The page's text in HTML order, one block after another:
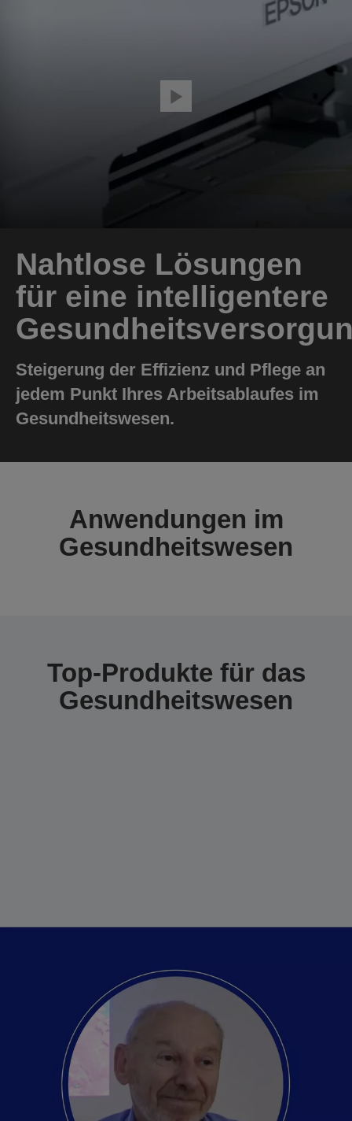
Nahtlose Lösungen
für eine intelligentere
Steigerung der Effizienz und Pflege an
jedem Punkt Ihres Arbeitsablaufes im
Gesundheitswesen.
Anwendungen im
Gesundheitswesen
Top-Produkte für das
Gesundheitswesen